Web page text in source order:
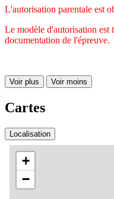
L'autorisation parentale est
Le modèle d'autorisation est
documentation de l'épreuve.
Voir plus Voir moins
Cartes
Localisation